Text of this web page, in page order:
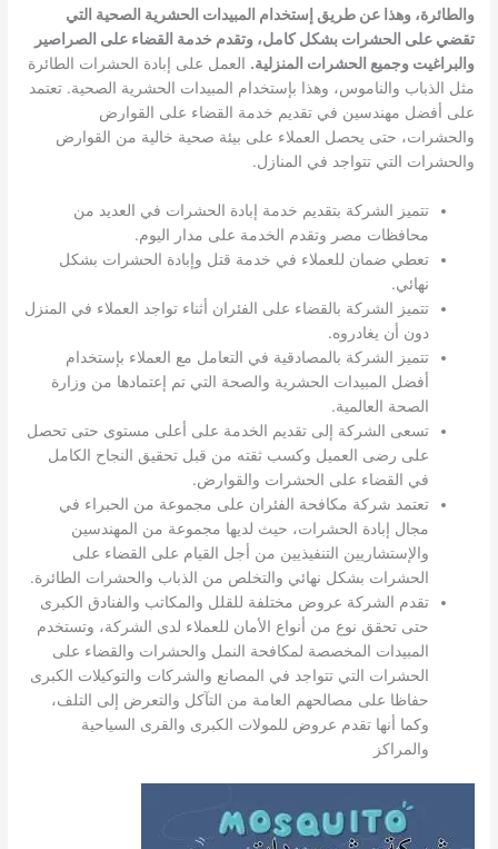
والطائرة، وهذا عن طريق إستخدام المبيدات الحشرية الصحية التي
تقضي على الحشرات بشكل كامل، وتقدم خدمة القضاء على الصراصير
والبراغيت وجميع الحشرات المنزلية. العمل على إبادة الحشرات الطائرة
مثل الذباب والناموس، وهذا بإستخدام المبيدات الحشرية الصحية. تعتمد
على أفضل مهندسين في تقديم خدمة القضاء على القوارض
والحشرات، حتى يحصل العملاء على بيئة صحية خالية من القوارض
والحشرات التي تتواجد في المنازل.
تتميز الشركة بتقديم خدمة إبادة الحشرات في العديد من
محافظات مصر وتقدم الخدمة على مدار اليوم.
تعطي ضمان للعملاء في خدمة قتل وإبادة الحشرات بشكل
نهائي.
تتميز الشركة بالقضاء على الفئران أثناء تواجد العملاء في المنزل
دون أن يغادروه.
تتميز الشركة بالمصادقية في التعامل مع العملاء بإستخدام
أفضل المبيدات الحشرية والصحة التي تم إعتمادها من وزارة
الصحة العالمية.
تسعى الشركة إلى تقديم الخدمة على أعلى مستوى حتى تحصل
على رضى العميل وكسب ثقته من قبل تحقيق النجاح الكامل
في القضاء على الحشرات والقوارض.
تعتمد شركة مكافحة الفئران على مجموعة من الحبراء في
مجال إبادة الحشرات، حيث لديها مجموعة من المهندسين
والإستشاريين التنفيذيين من أجل القيام على القضاء على
الحشرات بشكل نهائي والتخلص من الذباب والحشرات الطائرة.
تقدم الشركة عروض مختلفة للقلل والمكاتب والفنادق الكبرى
حتى تحقق نوع من أنواع الأمان للعملاء لدى الشركة، وتستخدم
المبيدات المخصصة لمكافحة النمل والحشرات والقضاء على
الحشرات التي تتواجد في المصانع والشركات والتوكيلات الكبرى
حفاظا على مصالحهم العامة من التآكل والتعرض إلى التلف،
وكما أنها تقدم عروض للمولات الكبرى والقرى السياحية
والمراكز